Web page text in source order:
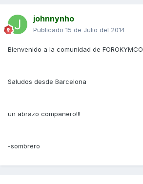
johnnynho
Publicado 15 de Julio del 2014
Bienvenido a la comunidad de FOROKYMCO
Saludos desde Barcelona
un abrazo compañero!!!
-sombrero